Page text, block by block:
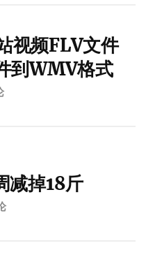
视频FLV文件
到WMV格式
减掉18斤